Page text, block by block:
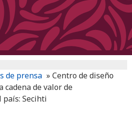
de prensa » Centro de diseño
cadena de valor de
país: Secihti